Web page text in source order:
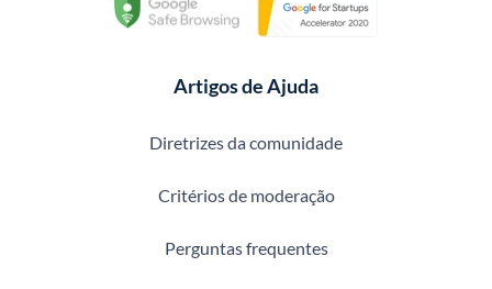
Artigos de Ajuda
Diretrizes da comunidade
Critérios de moderação
Perguntas frequentes